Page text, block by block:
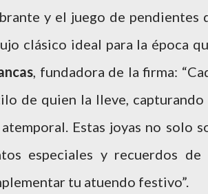
y el juego de pendientes
clásico ideal para la época
, fundadora de la firma:
de quien la lleve, capturando
Estas joyas no solo
especiales y recuerdos de
tu atuendo festivo”.